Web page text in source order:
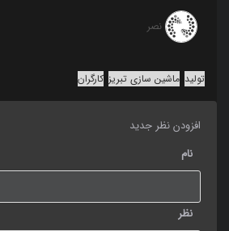
نصر
تولید ماشین سازی تبریز کارگران
افزودن نظر جدید
نام
نظر